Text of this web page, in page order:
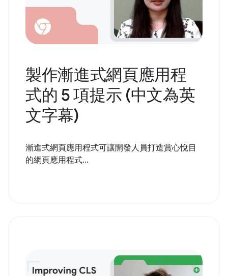
製作漸進式網頁應用程
式的 5 項提示 (中文為英
文字幕)
漸進式網頁應用程式可讓開發人員打造賞心悅目
的網頁應用程式...